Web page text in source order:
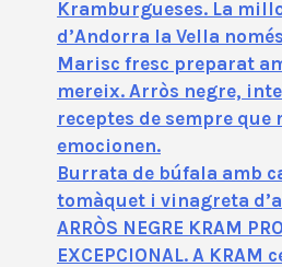
Kramburgueses. La
d’Andorra la Vella
Marisc fresc preparat
mereix. Arròs negre,
receptes de sempre que
emocionen.
Burrata de búfala amb
tomàquet i vinagreta
ARRÒS NEGRE KRAM
EXCEPCIONAL. A